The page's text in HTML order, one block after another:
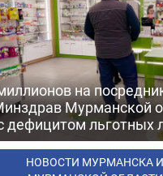
на
Мурманской
дефицитом льготных
НОВОСТИ МУРМАНСКА И